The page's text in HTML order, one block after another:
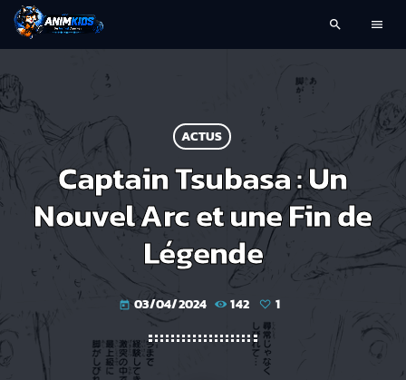
search menu
ACTUS
Captain Tsubasa : Un
Nouvel Arc et une Fin de
Légende
today 03/04/2024 142 1